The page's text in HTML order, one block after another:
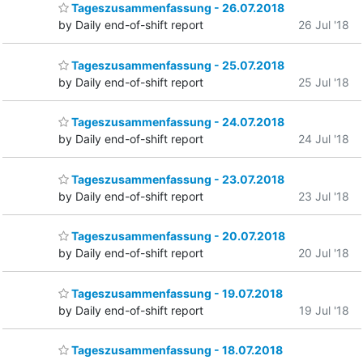
Tageszusammenfassung - 26.07.2018
by Daily end-of-shift report
26 Jul '18
Tageszusammenfassung - 25.07.2018
by Daily end-of-shift report
25 Jul '18
Tageszusammenfassung - 24.07.2018
by Daily end-of-shift report
24 Jul '18
Tageszusammenfassung - 23.07.2018
by Daily end-of-shift report
23 Jul '18
Tageszusammenfassung - 20.07.2018
by Daily end-of-shift report
20 Jul '18
Tageszusammenfassung - 19.07.2018
by Daily end-of-shift report
19 Jul '18
Tageszusammenfassung - 18.07.2018